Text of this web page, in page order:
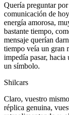
Quería preguntar
comunicación de
energía amorosa,
bastante tiempo,
mensaje querían
tiempo veía un gran
impedía pasar, hacia
un símbolo.
Shilcars
Claro, vuestro
réplica genuina,